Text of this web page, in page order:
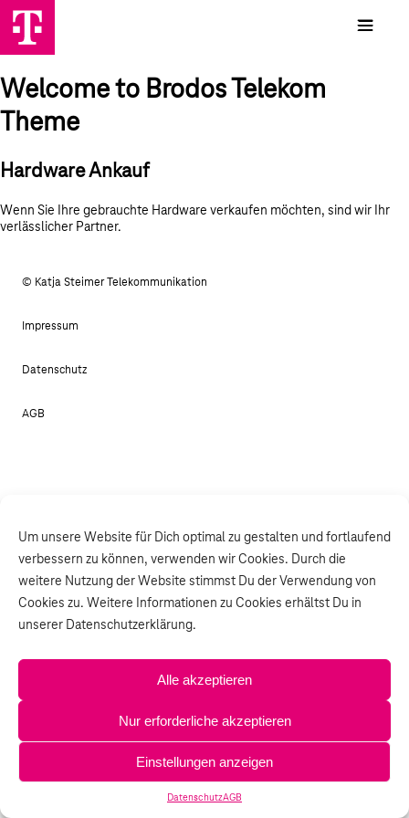
Um unsere Website für Dich optimal zu gestalten und fortlaufend
verbessern zu können, verwenden wir Cookies. Durch die
weitere Nutzung der Website stimmst Du der Verwendung von
Cookies zu. Weitere Informationen zu Cookies erhältst Du in
unserer Datenschutzerklärung.
Alle akzeptieren
Nur erforderliche akzeptieren
Einstellungen anzeigen
DatenschutzAGB
Welcome to Brodos Telekom
Theme
Hardware Ankauf
Wenn Sie Ihre gebrauchte Hardware verkaufen möchten, sind wir Ihr
verlässlicher Partner.
© Katja Steimer Telekommunikation
Impressum
Datenschutz
AGB